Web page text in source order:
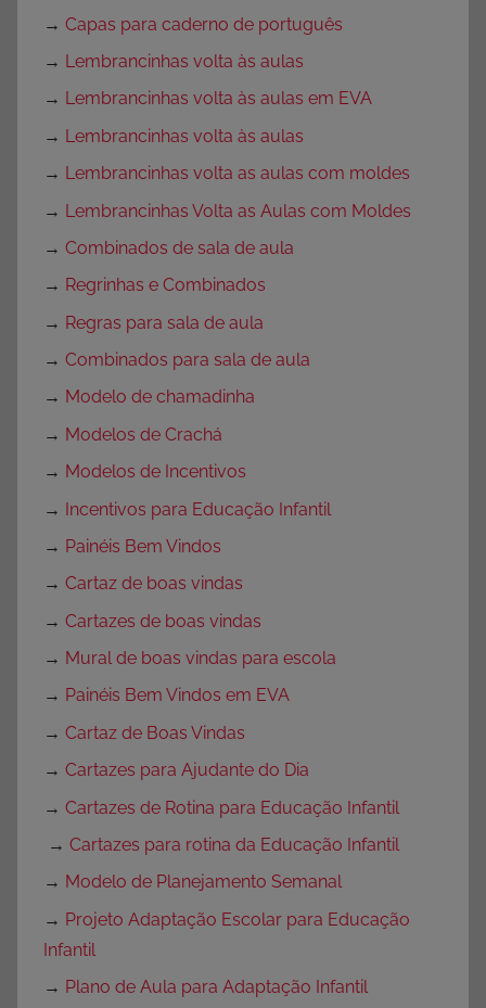
→ Capas para caderno de português
→ Lembrancinhas volta às aulas
→ Lembrancinhas volta às aulas em EVA
→ Lembrancinhas volta às aulas
→ Lembrancinhas volta as aulas com moldes
→ Lembrancinhas Volta as Aulas com Moldes
→ Combinados de sala de aula
→ Regrinhas e Combinados
→ Regras para sala de aula
→ Combinados para sala de aula
→ Modelo de chamadinha
→ Modelos de Crachá
→ Modelos de Incentivos
→ Incentivos para Educação Infantil
→ Painéis Bem Vindos
→ Cartaz de boas vindas
→ Cartazes de boas vindas
→ Mural de boas vindas para escola
→ Painéis Bem Vindos em EVA
→ Cartaz de Boas Vindas
→ Cartazes para Ajudante do Dia
→ Cartazes de Rotina para Educação Infantil
→ Cartazes para rotina da Educação Infantil
→ Modelo de Planejamento Semanal
→ Projeto Adaptação Escolar para Educação
Infantil
→ Plano de Aula para Adaptação Infantil